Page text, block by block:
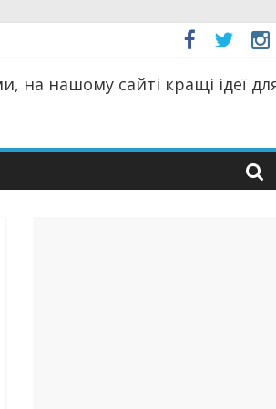
на нашому сайті кращі ідеї